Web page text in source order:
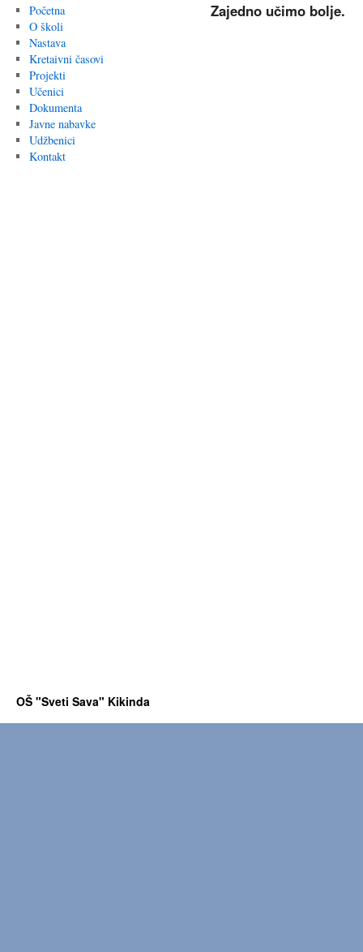
Početna
O školi
Nastava
Kretaivni časovi
Projekti
Učenici
Dokumenta
Javne nabavke
Udžbenici
Kontakt
Zajedno učimo bolje.
OŠ "Sveti Sava" Kikinda